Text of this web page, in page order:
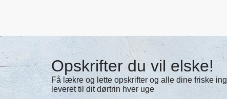
Opskrifter du vil elske!
Få lækre og lette opskrifter og alle dine friske
leveret til dit dørtrin hver uge